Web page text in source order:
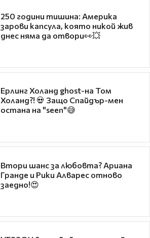
250 години тишина: Америка
зарови капсула, която никой жив
днес няма да отвори👀💥
Ерлинг Холанд ghost-на Том
Холанд?! 💀 Защо Спайдър-мен
остана на "seen"😅
Втори шанс за любовта? Ариана
Гранде и Рики Алварес отново
заедно!😍